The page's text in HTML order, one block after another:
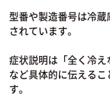
型番や製造番号は冷
されています。
症状説明は「全く冷え
など具体的に伝える
す。